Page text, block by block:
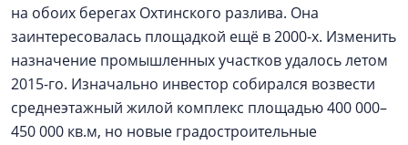
на обоих берегах Охтинского разлива. Она
заинтересовалась площадкой ещё в 2000-х. Изменить
назначение промышленных участков удалось летом
2015-го. Изначально инвестор собирался возвести
среднеэтажный жилой комплекс площадью 400 000–
450 000 кв.м, но новые градостроительные